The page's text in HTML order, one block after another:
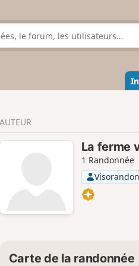
AUTEUR
La ferme
1 Randonnée
Carte de la randonnée